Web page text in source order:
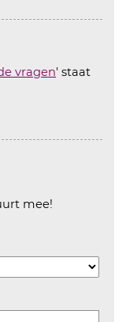
vragen' staat
mee!
om informatie over